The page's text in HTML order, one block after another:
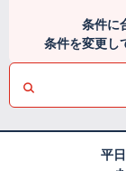
条件に
条件を変更し
平